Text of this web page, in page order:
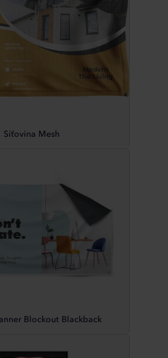
Síťovina Mesh
Blockout Blackback